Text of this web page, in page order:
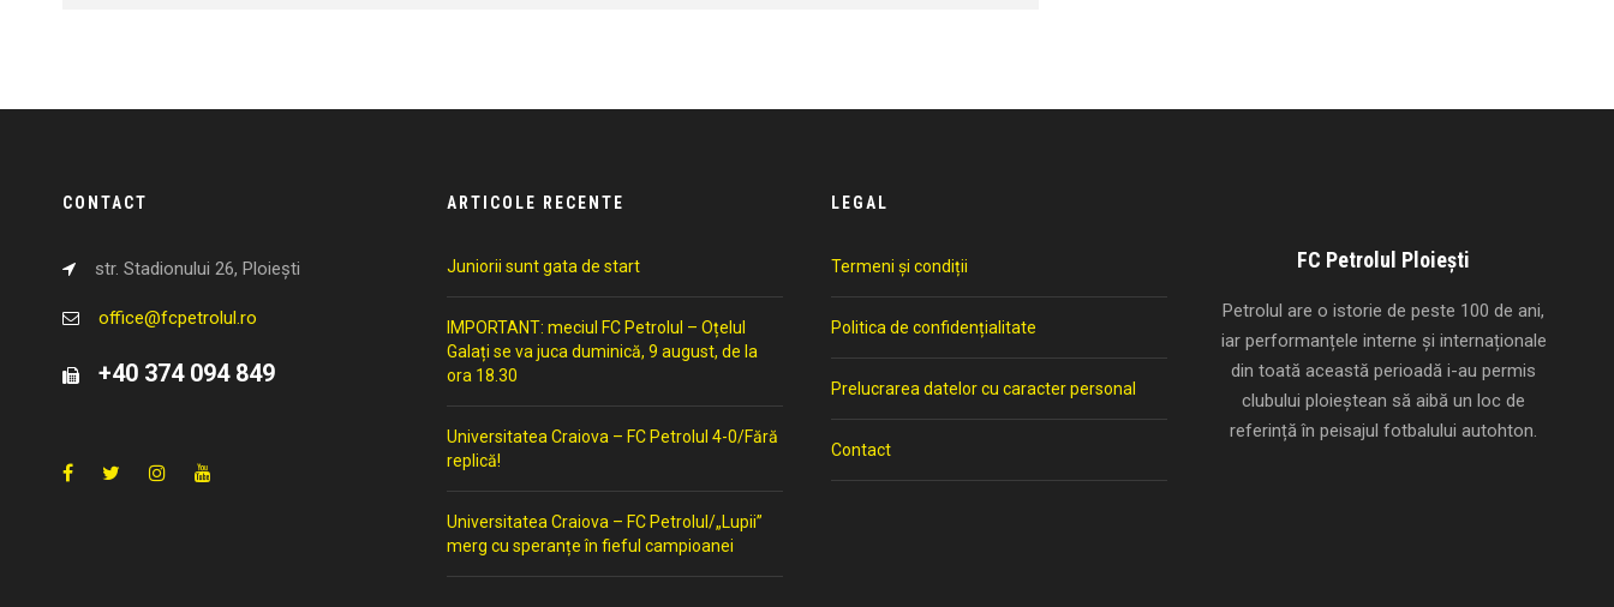
CONTACT
str. Stadionului 26, Ploiești
office@fcpetrolul.ro
+40 374 094 849
ARTICOLE RECENTE
Juniorii sunt gata de start
IMPORTANT: meciul FC Petrolul – Oțelul
Galați se va juca duminică, 9 august, de la
ora 18.30
Universitatea Craiova – FC Petrolul 4-0/Fără
replică!
Universitatea Craiova – FC Petrolul/„Lupii”
merg cu speranțe în fieful campioanei
LEGAL
Termeni și condiții
Politica de confidențialitate
Prelucrarea datelor cu caracter personal
Contact
FC Petrolul Ploiești
Petrolul are o istorie de peste 100 de ani,
iar performanțele interne și internaționale
din toată această perioadă i-au permis
clubului ploieștean să aibă un loc de
referință în peisajul fotbalului autohton.